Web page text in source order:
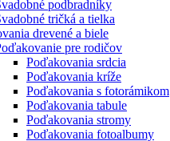
podbradníky
tričká a tielka
drevené a biele
pre rodičov
Poďakovania srdcia
Poďakovania kríže
Poďakovania s fotorámikom
Poďakovania tabule
Poďakovania stromy
Poďakovania fotoalbumy